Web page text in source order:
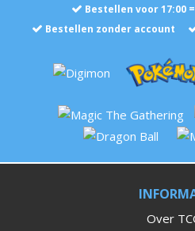
Bestellen voor 17:00
Bestellen zonder account
Over